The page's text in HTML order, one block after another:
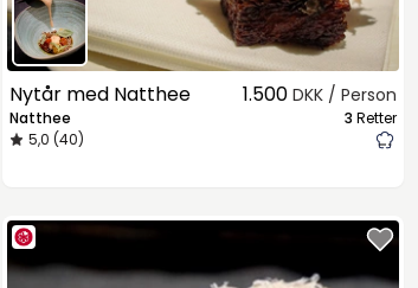
Nytår med Natthee
Natthee
5,0 (40)
1.500 DKK / Person
3 Retter